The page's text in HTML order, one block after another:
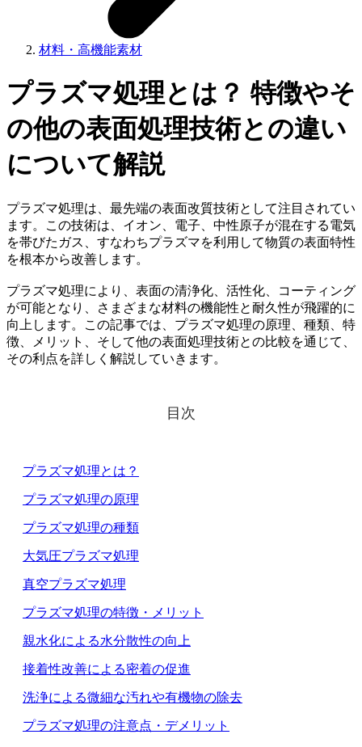
材料・高機能素材
プラズマ処理とは？ 特徴やそ
の他の表面処理技術との違い
について解説
プラズマ処理は、最先端の表面改質技術として注目されてい
ます。この技術は、イオン、電子、中性原子が混在する電気
を帯びたガス、すなわちプラズマを利用して物質の表面特性
を根本から改善します。
プラズマ処理により、表面の清浄化、活性化、コーティング
が可能となり、さまざまな材料の機能性と耐久性が飛躍的に
向上します。この記事では、プラズマ処理の原理、種類、特
徴、メリット、そして他の表面処理技術との比較を通じて、
その利点を詳しく解説していきます。
目次
プラズマ処理とは？
プラズマ処理の原理
プラズマ処理の種類
大気圧プラズマ処理
真空プラズマ処理
プラズマ処理の特徴・メリット
親水化による水分散性の向上
接着性改善による密着の促進
洗浄による微細な汚れや有機物の除去
プラズマ処理の注意点・デメリット